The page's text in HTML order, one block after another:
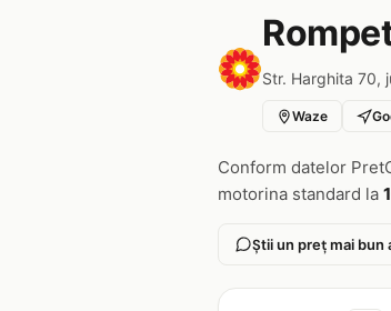
Str. Harghita 70,
Waze
Conform datelor
motorina standard la
Știi un preț mai bun